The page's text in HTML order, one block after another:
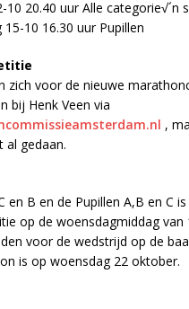
10 20.40 uur Alle categorie√´n
10 16.30 uur Pupillen
zich voor de nieuwe
bij Henk Veen via
,
al gedaan.
en B en de Pupillen A,B en C
op de woensdagmiddag van
voor de wedstrijd op de
is op woensdag 22 oktober.